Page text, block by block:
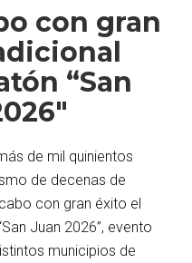
con gran
“San
de mil quinientos
de decenas de
con gran éxito el
Juan 2026”, evento
municipios de